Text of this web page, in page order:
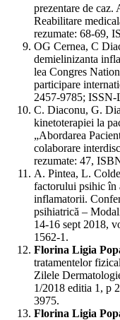
prezentare de
Reabilitare
rezumate: 68-69,
OG Cernea, C
demielinizanta
lea Congres
participare
2457-9785; ISSN-
C. Diaconu, G.
kinetoterapiei la
„Abordarea
colaborare
rezumate: 47,
A. Pintea, L.
factorului psihic în
inflamatorii.
psihiatrică –
14-16 sept 2018,
1562-1.
Florina Ligia
tratamentelor
Zilele
1/2018 editia 1, p
3975.
Florina Ligia